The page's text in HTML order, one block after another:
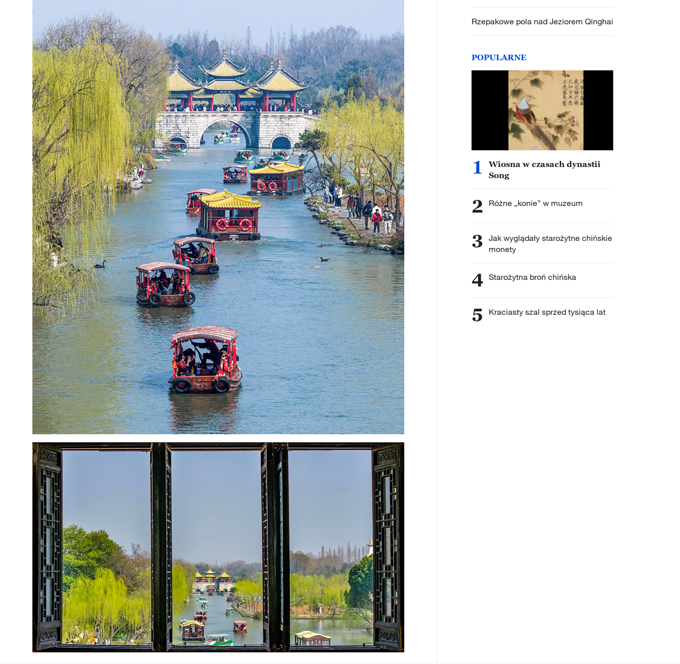
Rzepakowe pola nad Jeziorem Qinghai
POPULARNE
1
Wiosna w czasach dynastii
Song
2 Różne „konie” w muzeum
3 Jak wyglądały starożytne chińskie
monety
4 Starożytna broń chińska
5 Kraciasty szal sprzed tysiąca lat